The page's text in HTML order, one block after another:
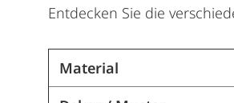
Entdecken Sie die
Material